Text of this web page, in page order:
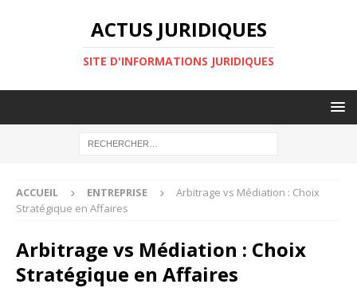
ACTUS JURIDIQUES
SITE D'INFORMATIONS JURIDIQUES
ACCUEIL ENTREPRISE
Arbitrage vs Médiation : Choix
Stratégique en Affaires
Arbitrage vs Médiation : Choix
Stratégique en Affaires